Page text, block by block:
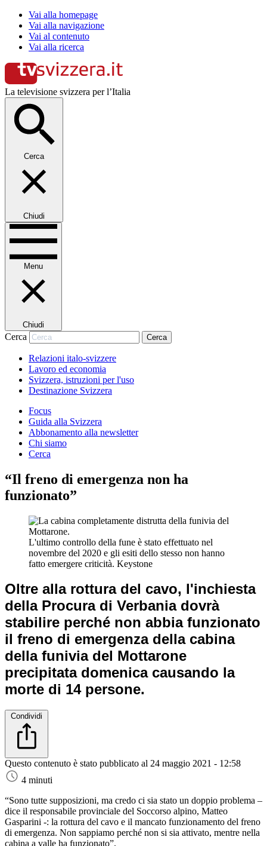
Vai alla homepage
Vai alla navigazione
Vai al contenuto
Vai alla ricerca
La televisione svizzera per l’Italia
Cerca
Chiudi
Menu
Chiudi
Cerca Cerca
Relazioni italo-svizzere
Lavoro ed economia
Svizzera, istruzioni per l'uso
Destinazione Svizzera
Focus
Guida alla Svizzera
Abbonamento alla newsletter
Chi siamo
Cerca
“Il freno di emergenza non ha
funzionato”
L'ultimo controllo della fune è stato effettuato nel
novembre del 2020 e gli esiti dello stesso non hanno
fatto emergere criticità. Keystone
Oltre alla rottura del cavo, l'inchiesta
della Procura di Verbania dovrà
stabilire perché non abbia funzionato
il freno di emergenza della cabina
della funivia del Mottarone
precipitata domenica causando la
morte di 14 persone.
Condividi
Questo contenuto è stato pubblicato al 24 maggio 2021 - 12:58
4 minuti
“Sono tutte supposizioni, ma credo ci sia stato un doppio problema –
dice il responsabile provinciale del Soccorso alpino, Matteo
Gasparini -: la rottura del cavo e il mancato funzionamento del freno
di emergenza. Non sappiamo perché non si sia attivato, mentre nella
cabina a valle ha funzionato”.